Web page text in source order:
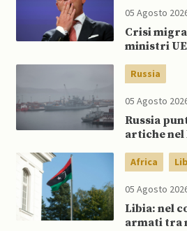
05 Agosto
Crisi
ministri
sostegno
Russia
05 Agosto
Russia
artiche nel
aggirare
Africa
05 Agosto
Libia: nel
armati tra